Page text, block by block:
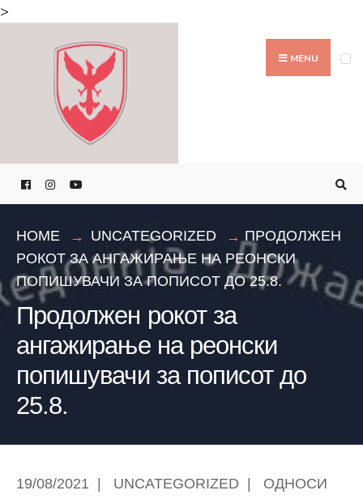
>
MENU
HOME UNCATEGORIZED
ПРОДОЛЖЕН
РОКОТ ЗА АНГАЖИРАЊЕ НА РЕОНСКИ
ПОПИШУВАЧИ ЗА ПОПИСОТ ДО 25.8.
Продолжен рокот за
ангажирање на реонски
попишувачи за пописот до
25.8.
19/08/2021 UNCATEGORIZED
ОДНОСИ